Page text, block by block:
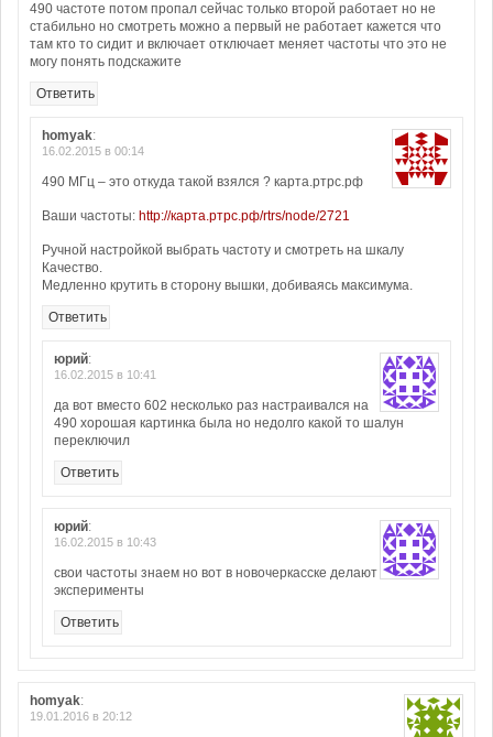
490 частоте потом пропал сейчас только второй работает но не
стабильно но смотреть можно а первый не работает кажется что
там кто то сидит и включает отключает меняет частоты что это не
могу понять подскажите
Ответить
homyak:
16.02.2015 в 00:14
490 МГц – это откуда такой взялся ? карта.ртрс.рф
Ваши частоты: http://карта.ртрс.рф/rtrs/node/2721
Ручной настройкой выбрать частоту и смотреть на шкалу
Качество.
Медленно крутить в сторону вышки, добиваясь максимума.
Ответить
юрий:
16.02.2015 в 10:41
да вот вместо 602 несколько раз настраивался на
490 хорошая картинка была но недолго какой то шалун
переключил
Ответить
юрий:
16.02.2015 в 10:43
свои частоты знаем но вот в новочеркасске делают
эксперименты
Ответить
homyak:
19.01.2016 в 20:12